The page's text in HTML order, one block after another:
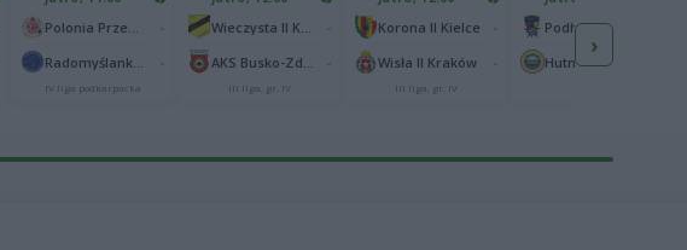
IV liga podkarpacka III liga, gr. IV
Korona II Kielce
Wisła II Kraków
III liga, gr. IV
Hutnik Kraków
›